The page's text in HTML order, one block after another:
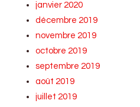
janvier 2020
décembre 2019
novembre 2019
octobre 2019
septembre 2019
août 2019
juillet 2019